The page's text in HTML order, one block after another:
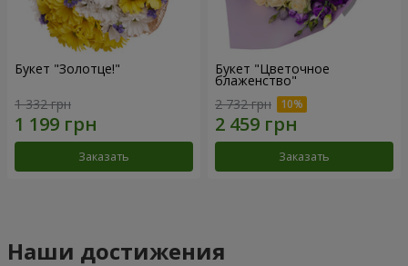
Букет "Золотце!"
1 332 грн
Заказать
Букет "Цветочное
блаженство"
2 732 грн
Заказать
Наши достижения